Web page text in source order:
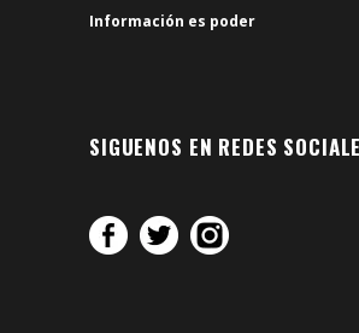
Información es poder
SIGUENOS EN REDES